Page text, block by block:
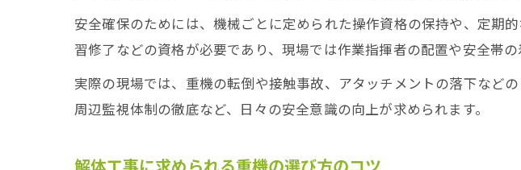
解体現場で重機
レンタル重機選
解体設備選定で
安全確保のためには、機械ごとに定められた操作資格の保持や、定期
習修了などの資格が必要であり、現場では作業指揮者の配置や安全帯
実際の現場では、重機の転倒や接触事故、アタッチメントの落下など
周辺監視体制の徹底など、日々の安全意識の向上が求められます。